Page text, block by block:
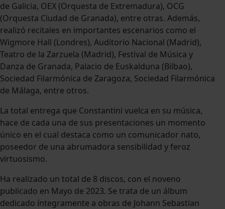
de Galicia, OEX (Orquesta de Extremadura), OCG
(Orquesta Ciudad de Granada), entre otras. Además,
realizó recitales en importantes escenarios como el
Wigmore Hall (Londres), Auditorio Nacional (Madrid),
Teatro de la Zarzuela (Madrid), Festival de Música y
Danza de Granada, Palacio de Euskalduna (Bilbao),
Sociedad Filarmónica de Zaragoza, Sociedad Filarmónica
de Málaga, entre otros.
La total entrega que Constantini vuelca en su música,
hace de cada una de sus presentaciones un momento
único en el cual destaca como un comunicador nato,
poseedor de una abrumadora sensibilidad y feroz
virtuosismo.
Ha realizado un total de 8 discos, con el noveno
publicado en Mayo de 2023. Se trata de un álbum
dedicado íntegramente a obras de Johann Sebastian